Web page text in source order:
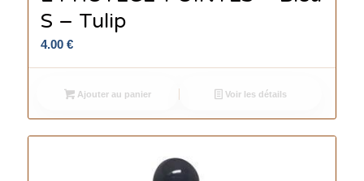
S – Tulip
4.00 €
Ajouter au panier Voir les détails